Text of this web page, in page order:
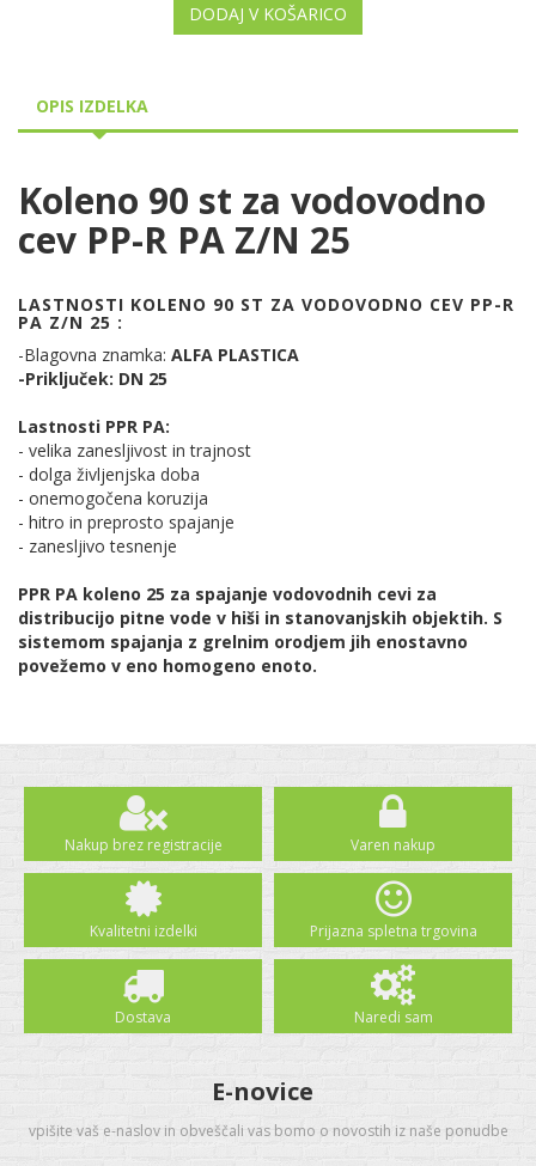
DODAJ V KOŠARICO
OPIS IZDELKA
Koleno 90 st za vodovodno
cev PP-R PA Z/N 25
LASTNOSTI KOLENO 90 ST ZA VODOVODNO CEV PP-R
PA Z/N 25 :
-Blagovna znamka: ALFA PLASTICA
-Priključek: DN 25
Lastnosti PPR PA:
- velika zanesljivost in trajnost
- dolga življenjska doba
- onemogočena koruzija
- hitro in preprosto spajanje
- zanesljivo tesnenje
PPR PA koleno 25 za spajanje vodovodnih cevi za
distribucijo pitne vode v hiši in stanovanjskih objektih. S
sistemom spajanja z grelnim orodjem jih enostavno
povežemo v eno homogeno enoto.
Nakup brez registracije Varen nakup
Kvalitetni izdelki Prijazna spletna trgovina
Dostava Naredi sam
E-novice
vpišite vaš e-naslov in obveščali vas bomo o novostih iz naše ponudbe